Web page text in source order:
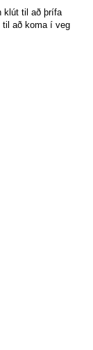
klút til að þrífa
til að koma í veg